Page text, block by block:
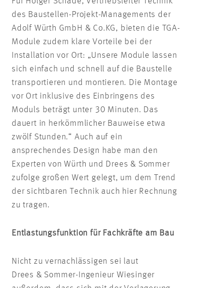
des Baustellen-Projekt-Managements der
Adolf Würth GmbH & Co.KG, bieten die TGA-
Module zudem klare Vorteile bei der
Installation vor Ort: „Unsere Module lassen
sich einfach und schnell auf die Baustelle
transportieren und montieren. Die Montage
vor Ort inklusive des Einbringens des
Moduls beträgt unter 30 Minuten. Das
dauert in herkömmlicher Bauweise etwa
zwölf Stunden.“ Auch auf ein
ansprechendes Design habe man den
Experten von Würth und Drees & Sommer
zufolge großen Wert gelegt, um dem Trend
der sichtbaren Technik auch hier Rechnung
zu tragen.
Entlastungsfunktion für Fachkräfte am Bau
Nicht zu vernachlässigen sei laut
Drees & Sommer-Ingenieur Wiesinger